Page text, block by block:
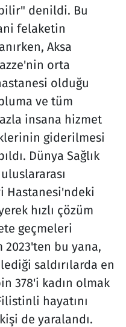
denildi. Bu
felaketin
Aksa
orta
olduğu
ve tüm
insana hizmet
giderilmesi
Dünya Sağlık
Hastanesi'ndeki
hızlı çözüm
geçmeleri
bu yana,
saldırılarda en
378'i kadın olmak
hayatını
de yaralandı.